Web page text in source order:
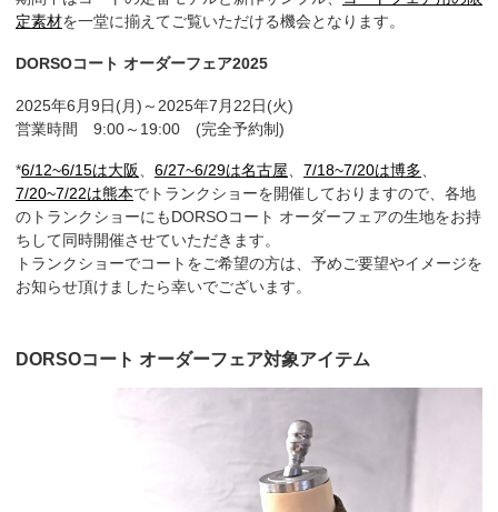
定素材を一堂に揃えてご覧いただける機会となります。
DORSOコート オーダーフェア2025
2025年6月9日(月)～2025年7月22日(火)
営業時間 9:00～19:00 (完全予約制)
*6/12~6/15は大阪、 6/27~6/29は名古屋、 7/18~7/20は博多、
7/20~7/22は熊本でトランクショーを開催しておりますので、各地
のトランクショーにもDORSOコート オーダーフェアの生地をお持
ちして同時開催させていただきます。
トランクショーでコートをご希望の方は、予めご要望やイメージを
お知らせ頂けましたら幸いでございます。
DORSOコート オーダーフェア対象アイテム